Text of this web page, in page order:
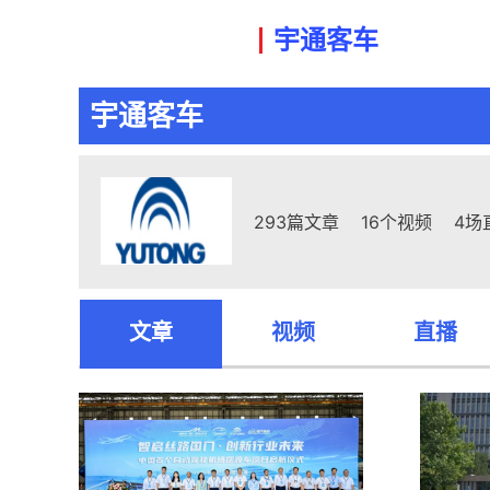
宇通客车
宇通客车
293篇文章 16个视频 4场
文章 视频 直播